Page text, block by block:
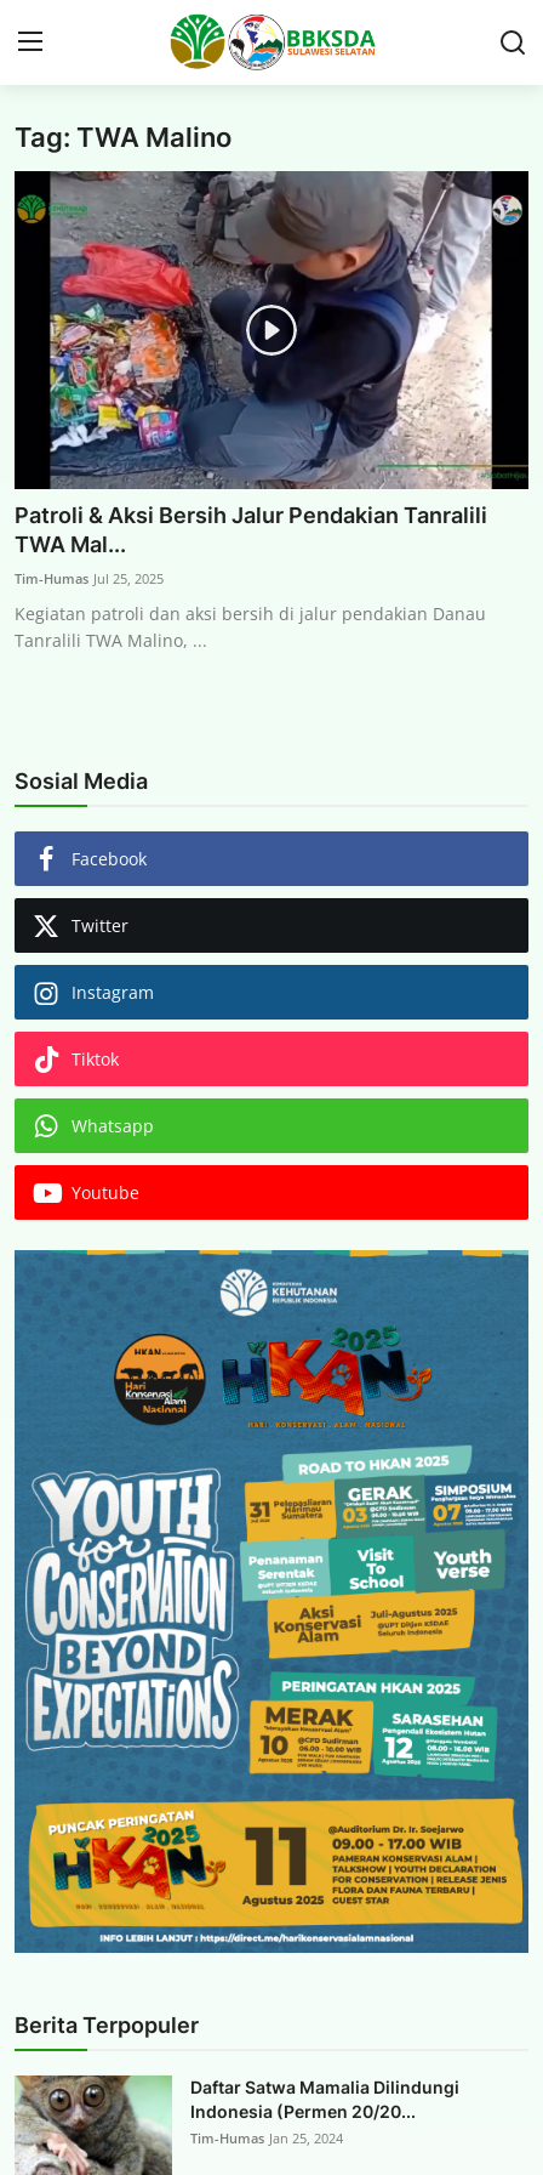
Beranda
PROFIL
BERITA BALAI
PUBLIKASI
KAWASAN KONSERVASI
GAMES
PERIZINAN
Kontak
Bahasa Indonesia
Tag: TWA Malino
Patroli & Aksi Bersih Jalur Pendakian Tanralili
TWA Mal...
Tim-Humas Jul 25, 2025
Kegiatan patroli dan aksi bersih di jalur pendakian Danau
Tanralili TWA Malino, ...
Sosial Media
Facebook
Twitter
Instagram
Tiktok
Whatsapp
Youtube
Berita Terpopuler
Daftar Satwa Mamalia Dilindungi
Indonesia (Permen 20/20...
Tim-Humas Jan 25, 2024